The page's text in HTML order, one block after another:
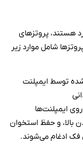
هستند، پروتزهای
شامل موارد زیر
توسط ایمپلنت
ایمپلنت‌ها
بالا، و حفظ استخوان
فک ادغام می‌شوند.